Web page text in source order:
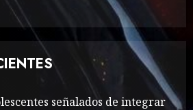
Valentino Goes
Deliberately Feminine for
Fall 2018
MAYO 16, 2024 765
señalados de integrar